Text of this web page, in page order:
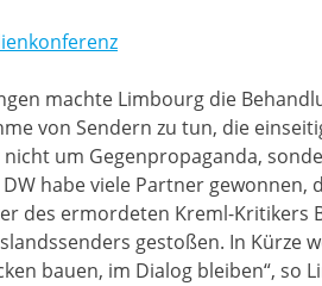
machte Limbourg die
von Sendern zu tun, die
um Gegenpropaganda,
habe viele Partner gewonnen,
des ermordeten Kreml-Kritikers
gestoßen. In
bauen, im Dialog bleiben“, so